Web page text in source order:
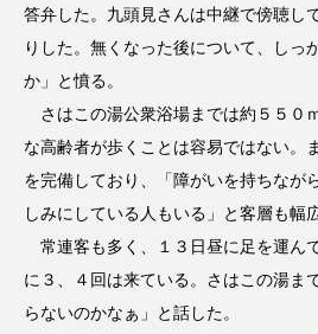
答弁した。九頭見さんは中継で傍聴し
りした。無くなった後について、しっ
か」と憤る。
さはこの湯公衆浴場までは約５５０
な高齢者が歩くことは容易ではない。
を完備しており、「障がいを持ちなが
しみにしている人もいる」と客層も幅広
常連客も多く、１３日昼に足を運ん
に３、４回は来ている。さはこの湯ま
らないのかなぁ」と話した。